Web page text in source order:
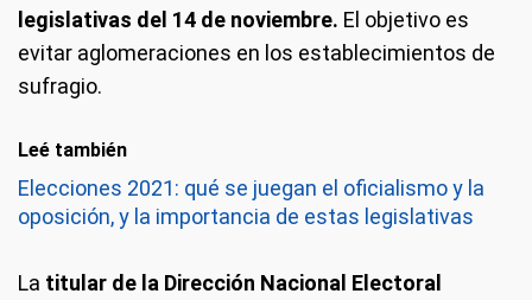
legislativas del 14 de noviembre. El objetivo es
evitar aglomeraciones en los establecimientos de
sufragio.
Leé también
Elecciones 2021: qué se juegan el oficialismo y la
oposición, y la importancia de estas legislativas
La titular de la Dirección Nacional Electoral